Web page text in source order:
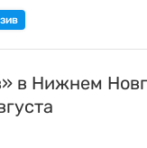
в Нижнем